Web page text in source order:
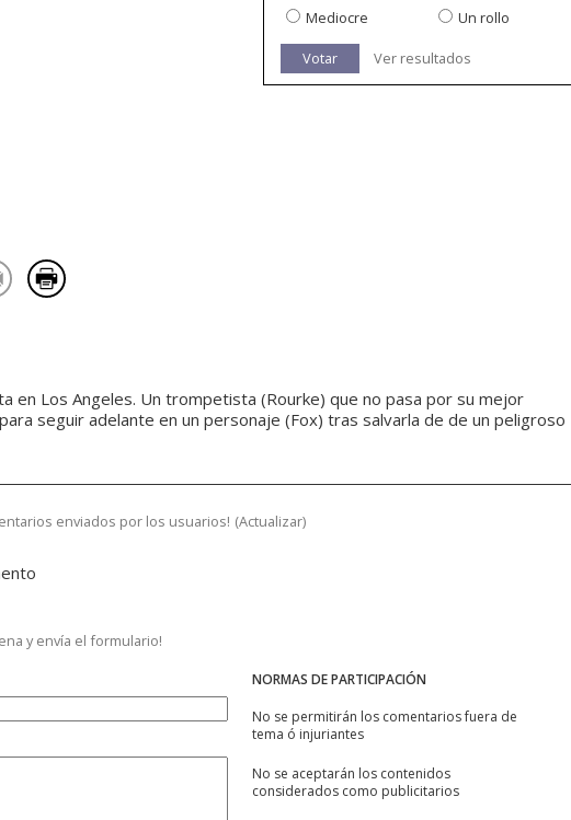
Mediocre
Un rollo
Votar Ver resultados
en Los Angeles. Un trompetista (Rourke) que no pasa por su mejor
seguir adelante en un personaje (Fox) tras salvarla de de un peligroso
enviados por los usuarios! (Actualizar)
y envía el formulario!
NORMAS DE PARTICIPACIÓN
No se permitirán los comentarios fuera de
tema ó injuriantes
No se aceptarán los contenidos
considerados como publicitarios